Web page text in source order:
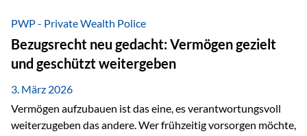
Privatdepot fallen an: Abgeltungssteuer Fondsbesteuerung
(Vorabpauschale, Teilfreistellung) Kein steuerlicher Abzug
der Vermögensverwaltungs-Gebühren /
Depotbankgebühren Jährliches Steuerreporting erforderlich
Zinsen, Dividenden und Kursgewinne werden laufend
besteuert.
PWP - Private Wealth Police
Bezugsrecht neu gedacht: Vermögen gezielt
und geschützt weitergeben
3. März 2026
Vermögen aufzubauen ist das eine, es verantwortungsvoll
weiterzugeben das andere. Wer frühzeitig vorsorgen möchte,